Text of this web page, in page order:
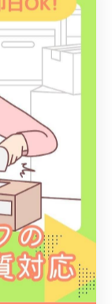
、継続した信
や取引先との
。
り取りもスム
などの軽作業か